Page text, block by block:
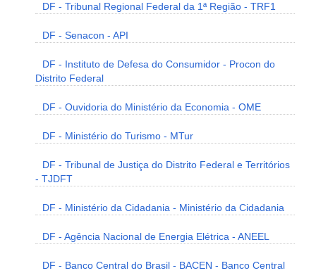
DF - Tribunal Regional Federal da 1ª Região - TRF1
DF - Senacon - API
DF - Instituto de Defesa do Consumidor - Procon do
Distrito Federal
DF - Ouvidoria do Ministério da Economia - OME
DF - Ministério do Turismo - MTur
DF - Tribunal de Justiça do Distrito Federal e Territórios
- TJDFT
DF - Ministério da Cidadania - Ministério da Cidadania
DF - Agência Nacional de Energia Elétrica - ANEEL
DF - Banco Central do Brasil - BACEN - Banco Central